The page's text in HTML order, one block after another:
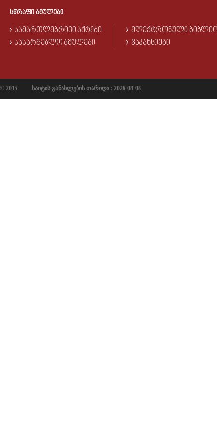
ᲡᲬᲠᲐᲤᲘ ᲑᲛᲣᲚᲔᲑᲘ
ᲡᲐᲛᲐᲠᲗᲚᲔᲑᲠᲘᲕᲘ ᲐᲥᲢᲔᲑᲘ
ᲡᲐᲡᲐᲠᲒᲔᲑᲚᲝ ᲑᲛᲣᲚᲔᲑᲘ
ᲔᲚᲔᲥᲢᲠᲝᲜᲣᲚᲘ
ᲕᲐᲙᲐᲜᲡᲘᲔᲑᲘ
© 2015 საიტის განახლების თარიღი : 2026-08-08